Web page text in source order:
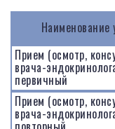
Наименование
Прием (осмотр,
врача-
первичный
Прием (осмотр,
врача-